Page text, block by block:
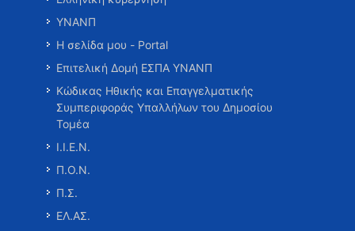
ΥΝΑΝΠ
Η σελίδα μου - Portal
Επιτελική Δομή ΕΣΠΑ ΥΝΑΝΠ
Κώδικας Ηθικής και Επαγγελματικής
Συμπεριφοράς Υπαλλήλων του Δημοσίου
Τομέα
Ι.Ι.Ε.Ν.
Π.Ο.Ν.
Π.Σ.
ΕΛ.ΑΣ.